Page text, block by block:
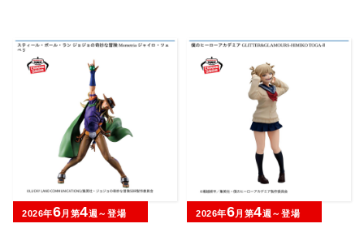
2026年6月第4週～登場 2026年6月第4週～登場